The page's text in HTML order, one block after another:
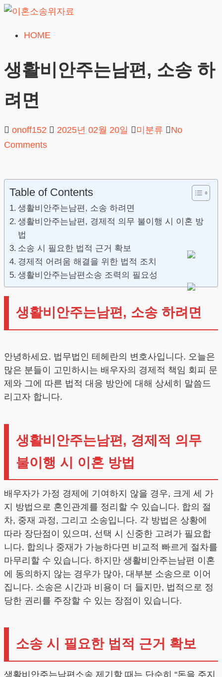
Skip
content
소
위
자
료
HOME
생활비안주는남편, 소송 하
려면
onoff152 2025년 02월 20일 미분류
No
Comments
Table of Contents
생활비안주는남편, 소송 하려면
생활비안주는남편, 경제적 의무 불이행 시 이혼 방
법
소송 시 필요한 법적 근거 확보
경제적 어려움 해결을 위한 법적 조치
생활비안주는남편소송 조력의 필요성
생활비안주는남편, 소송 하려면
안녕하세요. 법무법인 테헤란의 변호사입니다. 오늘은
많은 분들이 고민하시는 배우자의 경제적 책임 회피 문
제와 그에 따른 법적 대응 방안에 대해 상세히 말씀드
리고자 합니다.
생활비안주는남편, 경제적 의무
불이행 시 이혼 방법
배우자가 가정 경제에 기여하지 않을 경우, 크게 세 가
지 방법으로 혼인관계를 정리할 수 있습니다. 합의 절
차, 중재 과정, 그리고 소송입니다. 각 방법은 상황에
따라 장단점이 있으며, 선택 시 신중한 고려가 필요합
니다. 합의나 중재가 가능하다면 비교적 빠르게 절차를
마무리할 수 있습니다. 하지만 생활비안주는남편 이혼
에 동의하지 않는 경우가 많아, 대부분 소송으로 이어
집니다. 소송은 시간과 비용이 더 들지만, 법적으로 정
당한 권리를 주장할 수 있는 장점이 있습니다.
소송 시 필요한 법적 근거 확보
생활비안주는남편소송 제기할 때는 단순히 “돈을 주지